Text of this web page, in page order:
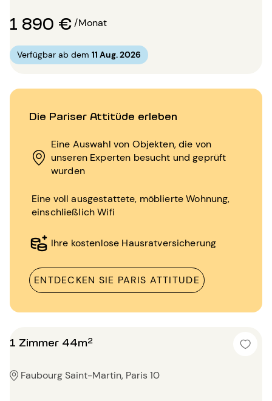
Die Pariser Attitüde erleben
Eine Auswahl von Objekten, die von
unseren Experten besucht und geprüft
wurden
Eine voll ausgestattete, möblierte Wohnung,
einschließlich Wifi
Ihre kostenlose Hausratversicherung
ENTDECKEN SIE PARIS ATTITUDE
1 890 €/Monat
Verfügbar ab dem 11 Aug. 2026
1 Zimmer 44m²
Faubourg Saint-Martin, Paris 10